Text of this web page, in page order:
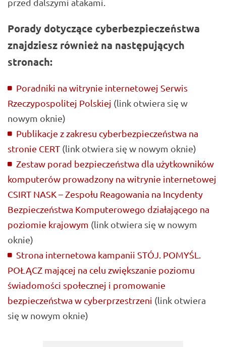
przed dalszymi atakami.
Porady dotyczące cyberbezpieczeństwa
znajdziesz również na następujących
stronach:
Poradniki na witrynie internetowej Serwis
Rzeczypospolitej Polskiej (link otwiera się w
nowym oknie)
Publikacje z zakresu cyberbezpieczeństwa na
stronie CERT (link otwiera się w nowym oknie)
Zestaw porad bezpieczeństwa dla użytkowników
komputerów prowadzony na witrynie internetowej
CSIRT NASK – Zespołu Reagowania na Incydenty
Bezpieczeństwa Komputerowego działającego na
poziomie krajowym (link otwiera się w nowym
oknie)
Strona internetowa kampanii STÓJ. POMYŚL.
POŁĄCZ mającej na celu zwiększanie poziomu
świadomości społecznej i promowanie
bezpieczeństwa w cyberprzestrzeni (link otwiera
się w nowym oknie)